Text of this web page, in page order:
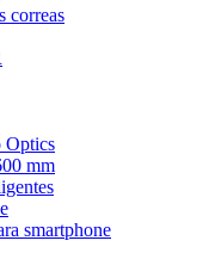
correas
mm
smartphone